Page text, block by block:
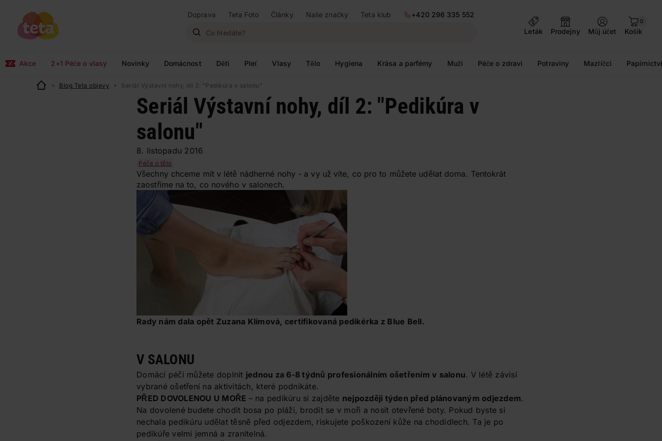
Doprava Teta Foto Články Naše značky Teta klub
+420 296 335 552
Leták
Prodejny Můj účet
0
Košík
Akce 2+1 Péče o vlasy Novinky Domácnost Děti Pleť Vlasy Tělo Hygiena Krása a parfémy Muži Péče o zdraví Potraviny Mazlíčci
Blog Teta objevy Seriál Výstavní nohy, díl 2: "Pedikúra v salonu"
Seriál Výstavní nohy, díl 2: "Pedikúra v
salonu"
8. listopadu 2016
Péče o tělo
Všechny chceme mít v létě nádherné nohy - a vy už víte, co pro to můžete udělat doma. Tentokrát
zaostříme na to, co nového v salonech.
Rady nám dala opět Zuzana Klímová, certifikovaná pedikérka z Blue Bell.
V SALONU
Domácí péči můžete doplnit jednou za 6-8 týdnů profesionálním ošetřením v salonu. V létě závisí
vybrané ošetření na aktivitách, které podnikáte.
PŘED DOVOLENOU U MOŘE – na pedikúru si zajděte nejpozději týden před plánovaným odjezdem.
Na dovolené budete chodit bosa po pláži, brodit se v moři a nosit otevřené boty. Pokud byste si
nechala pedikúru udělat těsně před odjezdem, riskujete poškození kůže na chodidlech. Ta je po
pedikúře velmi jemná a zranitelná.